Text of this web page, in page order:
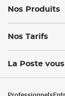
Nos Produits
Nos Tarifs
La Poste